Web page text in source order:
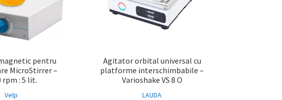
pentru
MicroStirrer –
rpm : 5 lit.
Velp
Agitator orbital universal cu
platforme interschimbabile –
Varioshake VS 8 O
LAUDA